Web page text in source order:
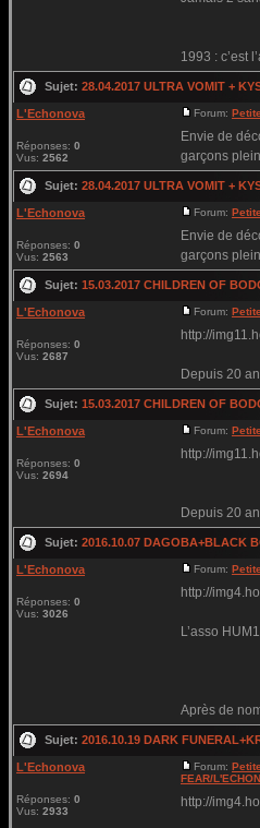
1993 : c’est
Sujet: 28.04.2017 ULTRA VOMIT +
L'Echonova
Réponses: 0
Vus: 2562
Forum:
Envie de
garçons
Sujet: 28.04.2017 ULTRA VOMIT +
L'Echonova
Réponses: 0
Vus: 2563
Forum:
Envie de
garçons
Sujet: 15.03.2017 CHILDREN OF
L'Echonova
Réponses: 0
Vus: 2687
Forum:
http://
Depuis 20
Sujet: 15.03.2017 CHILDREN OF
L'Echonova
Réponses: 0
Vus: 2694
Forum:
http://
Depuis 20
Sujet: 2016.10.07 DAGOBA+BLACK
L'Echonova
Réponses: 0
Vus: 3026
Forum:
http://
L’asso
Après de
Sujet: 2016.10.19 DARK
L'Echonova
Réponses: 0
Vus: 2933
Forum:
FEAR/
http://